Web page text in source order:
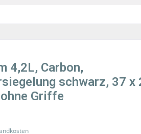
4,2L, Carbon,
schwarz, 37 x
Griffe